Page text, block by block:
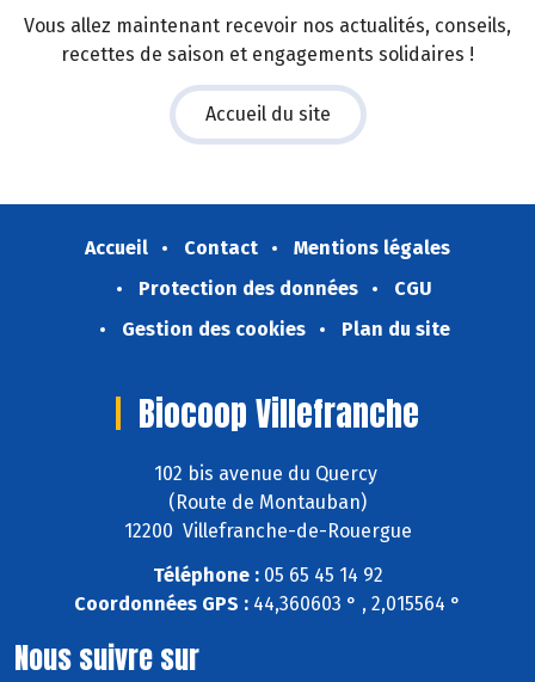
Vous allez maintenant recevoir nos actualités, conseils,
recettes de saison et engagements solidaires !
Accueil du site
Accueil Contact
Mentions légales
Protection des données
CGU
Gestion des cookies
Plan du site
Biocoop Villefranche
102 bis avenue du Quercy
(Route de Montauban)
12200 Villefranche-de-Rouergue
Téléphone :05 65 45 14 92
Coordonnées GPS : 44,360603 ° , 2,015564 °
Nous suivre sur